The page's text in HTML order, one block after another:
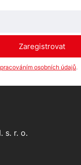
Zaregistrovat
osobních údajů.
s. r. o.